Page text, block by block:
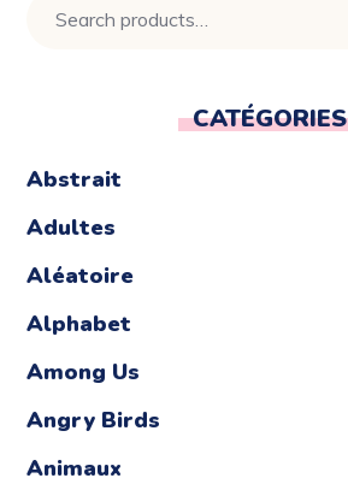
CATÉGORIES
Abstrait
Adultes
Aléatoire
Alphabet
Among Us
Angry Birds
Animaux